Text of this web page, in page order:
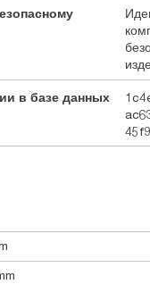
в базе данных